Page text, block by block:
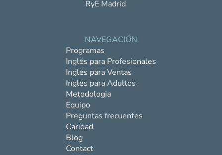
RyE Madrid
NAVEGACIÓN
Programas
Inglés para Profesionales
Inglés para Ventas
Inglés para Adultos
Metodologia
Equipo
Preguntas frecuentes
Caridad
Blog
Contact